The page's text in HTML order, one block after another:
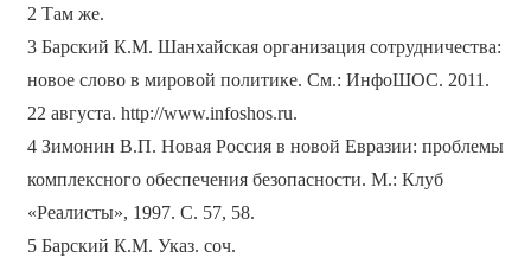
2 Там же.
3 Барский К.М. Шанхайская организация сотрудничества:
новое слово в мировой политике. См.: ИнфоШОС. 2011.
22 августа. http://www.infoshos.ru.
4 Зимонин В.П. Новая Россия в новой Евразии: проблемы
комплексного обеспечения безопасности. М.: Клуб
«Реалисты», 1997. С. 57, 58.
5 Барский К.М. Указ. соч.